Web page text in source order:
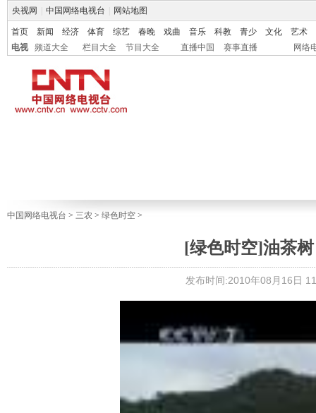
央视网 中国网络电视台 网站地图
首页 新闻 经济 体育 综艺 春晚 戏曲 音乐 科教 青少 文化
艺术
电视
频道大全 栏目大全 节目大全 直播中国 赛事直播 网络
中国网络电视台 > 三农 > 绿色时空 >
[绿色时空]油茶树
发布时间:2010年08月16日